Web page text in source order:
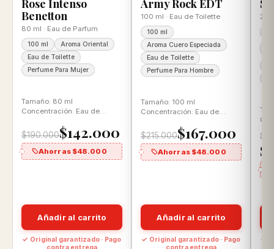
Rose Intenso
Benetton
80 ml · Eau de Parfum
100 ml
Aroma Oriental
Eau de Toilette
Perfume Para Mujer
Tamaño: 80 ml
Concentración: Eau de
Gourmand
$190.000$142.000
Ahorras $48.000
Añadir al carrito
✓ Original garantizado · Pago
contra entrega
Army Rock EDT
100 ml · Eau de Toilette
100 ml
Aroma Cuero Especiada
Eau de Toilette
Perfume Para Hombre
Tamaño: 100 ml
Concentración: Eau de
Especiado
$215.000$167.000
Ahorras $48.000
Añadir al carrito
✓ Original garantizado · Pago
contra entrega
✓